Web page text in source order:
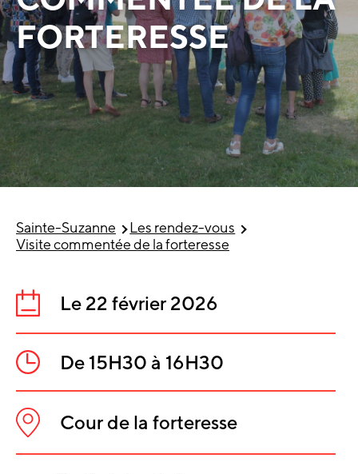
Sainte-Suzanne
Les rendez-vous
Visite commentée de la forteresse
FORTERESSE
Date
:
Le 22 février 2026
Heure
:
De 15H30 à 16H30
Lieu
:
Cour de la forteresse